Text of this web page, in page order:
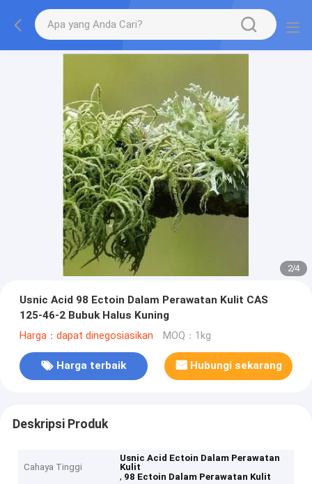
2/4
Usnic Acid 98 Ectoin Dalam Perawatan Kulit CAS
125-46-2 Bubuk Halus Kuning
Harga：dapat dinegosiasikan MOQ：1kg
Harga terbaik Hubungi sekarang
Deskripsi Produk
Cahaya Tinggi
Usnic Acid Ectoin Dalam Perawatan
Kulit
, 98 Ectoin Dalam Perawatan Kulit